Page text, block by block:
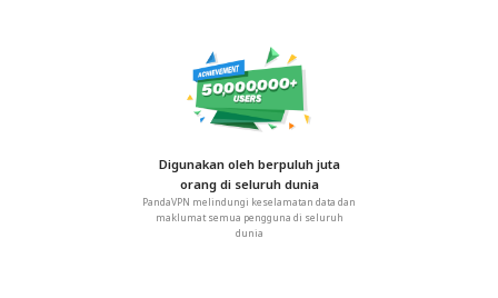
Digunakan oleh berpuluh juta
orang di seluruh dunia
PandaVPN melindungi keselamatan data dan
maklumat semua pengguna di seluruh
dunia